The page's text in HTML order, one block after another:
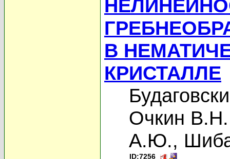
В
КРИСТАЛЛЕ
Очкин В.Н.
А.Ю.,
ID:7256